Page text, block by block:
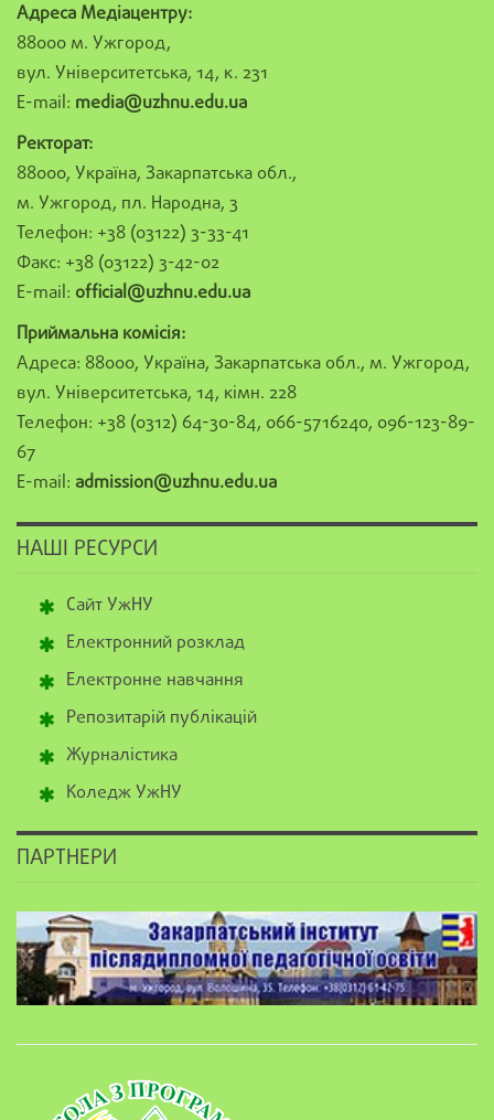
Адреса Медіацентру:
88000 м. Ужгород,
вул. Університетська, 14, к. 231
E-mail: media@uzhnu.edu.ua
Ректорат:
88000, Україна, Закарпатська обл.,
м. Ужгород, пл. Народна, 3
Телефон: +38 (03122) 3-33-41
Факс: +38 (03122) 3-42-02
E-mail: official@uzhnu.edu.ua
Приймальна комісія:
Адреса: 88000, Україна, Закарпатська обл., м. Ужгород,
вул. Університетська, 14, кімн. 228
Телефон: +38 (0312) 64-30-84, 066-5716240, 096-123-89-
67
E-mail: admission@uzhnu.edu.ua
НАШІ РЕСУРСИ
Сайт УжНУ
Електронний розклад
Електронне навчання
Репозитарій публікацій
Журналістика
Коледж УжНУ
ПАРТНЕРИ